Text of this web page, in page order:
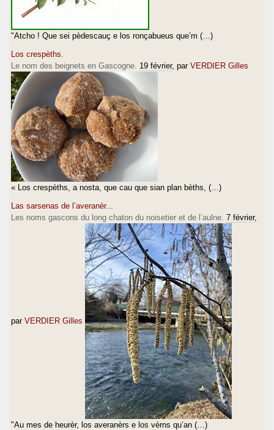
"Atcho ! Que sei pèdescauç e los ronçabueus que’m (…)
Los crespèths.
Le nom des beignets en Gascogne. 19 février, par VERDIER Gilles
« Los crespèths, a nosta, que cau que sian plan bèths, (…)
Las sarsenas de l’averanèr...
Les noms gascons du long chaton du noisetier et de l’aulne. 7 février,
par VERDIER Gilles
"Au mes de heurèr, los averanèrs e los vèrns qu’an (…)